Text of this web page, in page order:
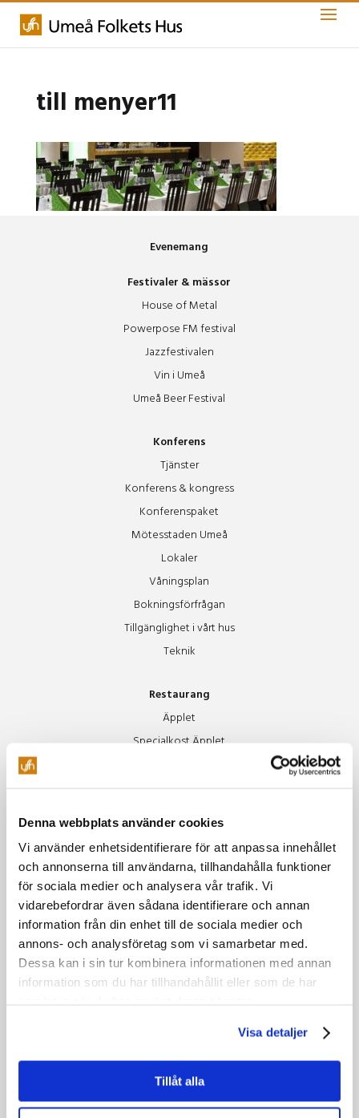
Denna webbplats använder cookies
Vi använder enhetsidentifierare för att anpassa innehållet
och annonserna till användarna, tillhandahålla funktioner
för sociala medier och analysera vår trafik. Vi
vidarebefordrar även sådana identifierare och annan
information från din enhet till de sociala medier och
annons- och analysföretag som vi samarbetar med.
Dessa kan i sin tur kombinera informationen med annan
information som du har tillhandahållit eller som de har
Visa detaljer
Tillåt alla
till menyer11
Evenemang
Festivaler & mässor
House of Metal
Powerpose FM festival
Jazzfestivalen
Vin i Umeå
Umeå Beer Festival
Konferens
Tjänster
Konferens & kongress
Konferenspaket
Mötesstaden Umeå
Lokaler
Våningsplan
Bokningsförfrågan
Tillgänglighet i vårt hus
Teknik
Restaurang
Äpplet
Specialkost Äpplet
Miljö
Vår miljöpolicy
Gröna möten
Grönare mat & boende
Grönare resor
Styrelsen
Guldäpplet
Stipendium